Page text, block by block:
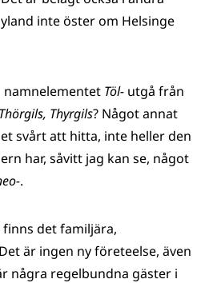
inte öster om Helsinge
Töl- utgå från
Thyrgils? Något annat
svårt att hitta, inte heller den
har, såvitt jag kan se, något
.
det familjära,
är ingen ny företeelse, även
några regelbundna gäster i